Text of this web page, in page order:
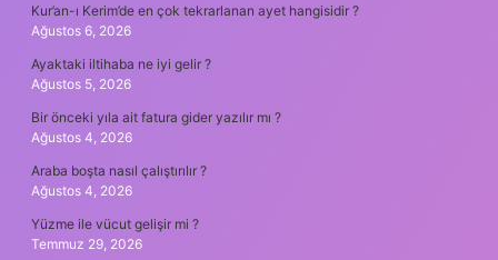
Kur’an-ı Kerim’de en çok tekrarlanan ayet hangisidir ?
Ağustos 6, 2026
Ayaktaki iltihaba ne iyi gelir ?
Ağustos 5, 2026
Bir önceki yıla ait fatura gider yazılır mı ?
Ağustos 4, 2026
Araba boşta nasıl çalıştırılır ?
Ağustos 4, 2026
Yüzme ile vücut gelişir mi ?
Temmuz 29, 2026